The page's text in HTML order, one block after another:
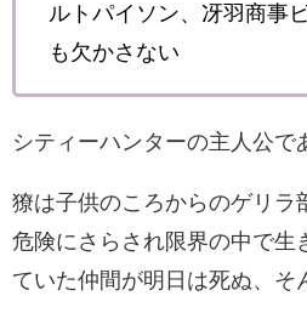
ルトパイソン、冴羽商事
も欠かさない
シティーハンターの主人公で
獠は子供のころからのゲリラ
危険にさらされ限界の中で生
ていた仲間が明日は死ぬ、そ